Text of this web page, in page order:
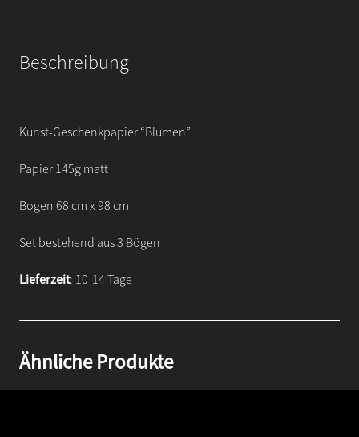
Beschreibung
Kunst-Geschenkpapier “Blumen”
Papier 145g matt
Bogen 68 cm x 98 cm
Set bestehend aus 3 Bögen
Lieferzeit: 10-14 Tage
Ähnliche Produkte